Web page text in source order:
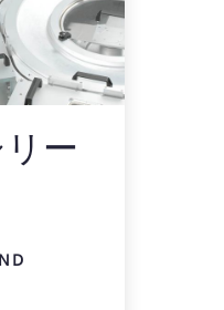
ー